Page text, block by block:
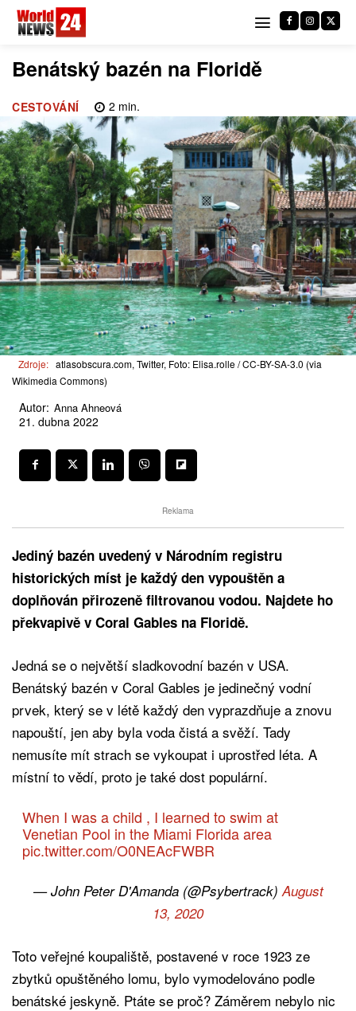
Benátský bazén na Floridě
CESTOVÁNÍ 2 min.
Zdroje: atlasobscura.com, Twitter, Foto: Elisa.rolle / CC-BY-SA-3.0 (via
Wikimedia Commons)
Autor: Anna Ahneová
21. dubna 2022
Reklama
Jediný bazén uvedený v Národním registru
historických míst je každý den vypouštěn a
doplňován přirozeně filtrovanou vodou. Najdete ho
překvapivě v Coral Gables na Floridě.
Jedná se o největší sladkovodní bazén v USA.
Benátský bazén v Coral Gables je jedinečný vodní
prvek, který se v létě každý den vyprazdňuje a znovu
napouští, jen aby byla voda čistá a svěží. Tady
nemusíte mít strach se vykoupat i uprostřed léta. A
místní to vědí, proto je také dost populární.
When I was a child , I learned to swim at
Venetian Pool in the Miami Florida area
pic.twitter.com/O0NEAcFWBR
— John Peter D'Amanda (@Psybertrack) August
13, 2020
Toto veřejné koupaliště, postavené v roce 1923 ze
zbytků opuštěného lomu, bylo vymodelováno podle
benátské jeskyně. Ptáte se proč? Záměrem nebylo nic